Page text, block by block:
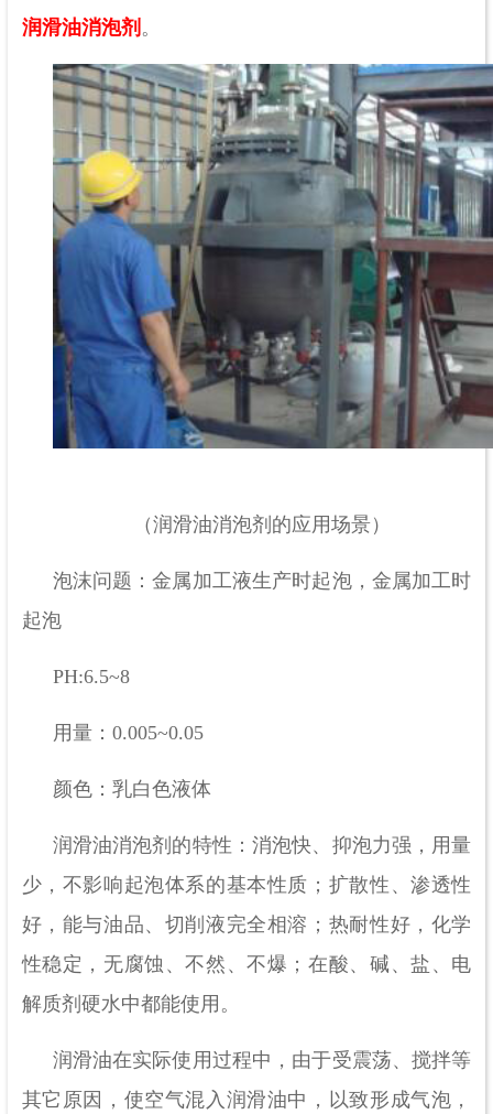
润滑油消泡剂 。
（润滑油消泡剂的应用场景）
泡沫问题：金属加工液生产时起泡，金属加工时
起泡
PH:6.5~8
用量： 0.005~0.05
颜色：乳白色液体
润滑油消泡剂的特性：消泡快、抑泡力强，用量
少，不影响起泡体系的基本性质；扩散性、渗透性
好，能与油品、切削液完全相溶；热耐性好，化学
性稳定，无腐蚀、不然、不爆；在酸、碱、盐、电
解质剂硬水中都能使用。
润滑油在实际使用过程中，由于受震荡、搅拌等
其它原因，使空气混入润滑油中，以致形成气泡，